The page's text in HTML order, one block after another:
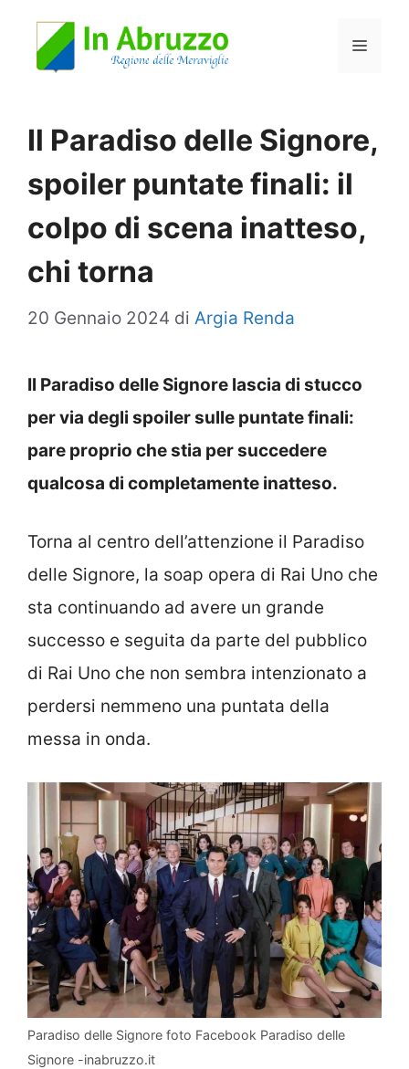
Menu
Il Paradiso delle Signore,
spoiler puntate finali: il
colpo di scena inatteso,
chi torna
20 Gennaio 2024 di Argia Renda
Il Paradiso delle Signore lascia di stucco
per via degli spoiler sulle puntate finali:
pare proprio che stia per succedere
qualcosa di completamente inatteso.
Torna al centro dell’attenzione il Paradiso
delle Signore, la soap opera di Rai Uno che
sta continuando ad avere un grande
successo e seguita da parte del pubblico
di Rai Uno che non sembra intenzionato a
perdersi nemmeno una puntata della
messa in onda.
Paradiso delle Signore foto Facebook Paradiso delle
Signore -inabruzzo.it